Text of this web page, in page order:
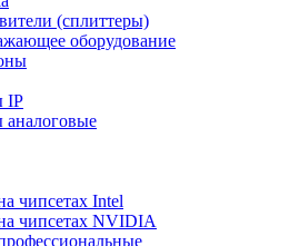
(сплиттеры)
оборудование
IP
чипсетах Intel
чипсетах NVIDIA